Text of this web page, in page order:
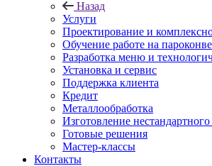
Назад
Услуги
Проектирование и
Обучение работе на
Разработка меню и
Установка и сервис
Поддержка клиента
Кредит
Металлообработка
Изготовление
Готовые решения
Мастер-классы
Контакты